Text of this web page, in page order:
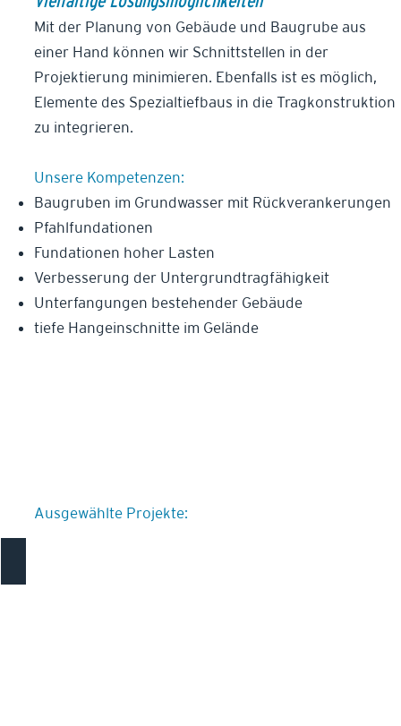
Mit der Planung von Gebäude und Baugrube aus
einer Hand können wir Schnittstellen in der
Projektierung minimieren. Ebenfalls ist es möglich,
Elemente des Spezialtiefbaus in die Tragkonstruktion
zu integrieren.
Unsere Kompetenzen:
Baugruben im Grundwasser mit Rückverankerungen
Pfahlfundationen
Fundationen hoher Lasten
Verbesserung der Untergrundtragfähigkeit
Unterfangungen bestehender Gebäude
tiefe Hangeinschnitte im Gelände
Ausgewählte Projekte: